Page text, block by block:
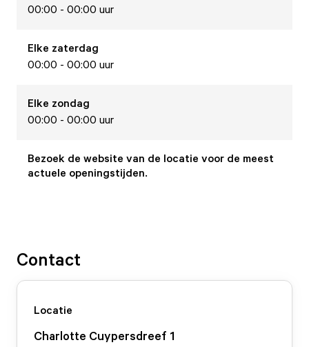
00:00 - 00:00 uur
Elke zaterdag
00:00 - 00:00 uur
Elke zondag
00:00 - 00:00 uur
Bezoek de website van de locatie voor de meest
actuele openingstijden.
Contact
Locatie
Charlotte Cuypersdreef 1